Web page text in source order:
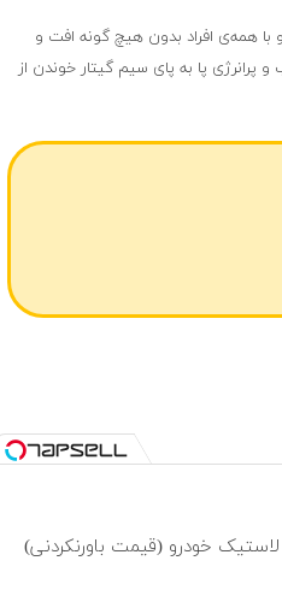
همه‌ی افراد بدون هیچ گونه افت و
پا به پای سیم گیتار خوندن از
خودرو (قیمت باورنکردنی)